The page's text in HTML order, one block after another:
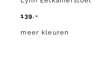
139.-
meer kleuren